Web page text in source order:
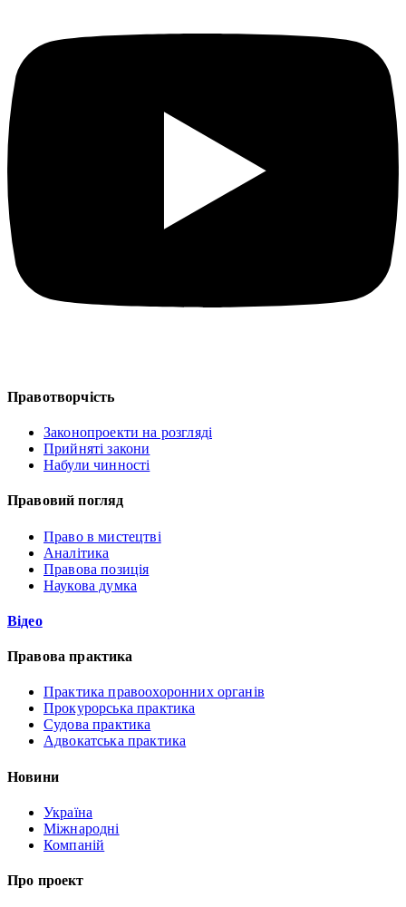
Правотворчість
Законопроекти на розгляді
Прийняті закони
Набули чинності
Правовий погляд
Право в мистецтві
Аналітика
Правова позиція
Наукова думка
Відео
Правова практика
Практика правоохоронних органів
Прокурорська практика
Судова практика
Адвокатська практика
Новини
Україна
Міжнародні
Компаній
Про проект